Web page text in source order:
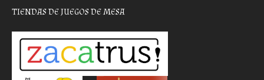
TIENDAS DE JUEGOS DE MESA